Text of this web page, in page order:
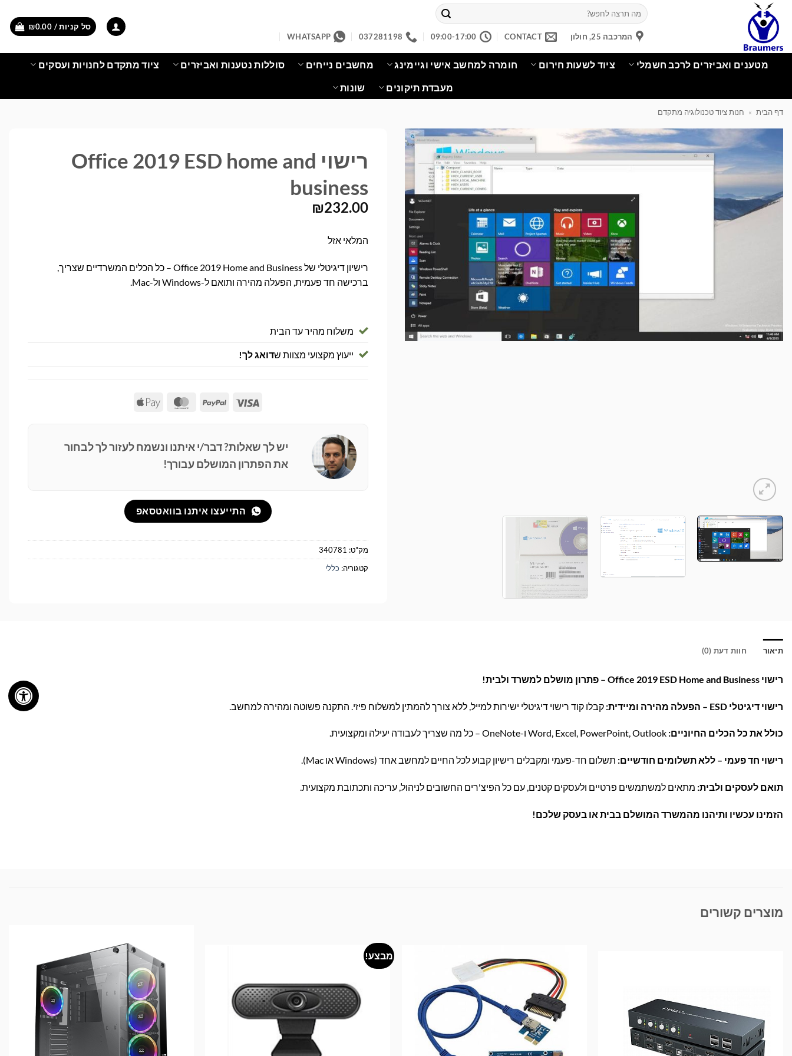
content
חיפוש
עבור:
המרכבה 25, חולון CONTACT
09:00-17:00
037281198
WHATSAPP
סל קניות / ₪0.00
מטענים ואביזרים לרכב חשמלי ציוד לשעות חירום חומרה למחשב אישי וגיימינג מחשבים נייחים סוללות נטענות ואביזרים ציוד מתקדם לחנויות ועסקים
מעבדת תיקונים שונות
דף הבית » חנות ציוד טכנולוגיה מתקדם
רישוי Office 2019 ESD home and
business
₪232.00
המלאי אזל
רישיון דיגיטלי של Office 2019 Home and Business – כל הכלים המשרדיים שצריך,
ברכישה חד פעמית, הפעלה מהירה ותואם ל-Windows ול-Mac.
משלוח מהיר עד הבית
ייעוץ מקצועי מצוות שדואג לך!
Visa
PayPal
MasterCard
Apple
יש לך שאלות? דבר/י איתנו ונשמח לעזור לך לבחור
את הפתרון המושלם עבורך!
התייעצו איתנו בוואטסאפ
מק"ט: 340781
קטגוריה: כללי
תיאור חוות דעת (0)
רישוי Office 2019 ESD Home and Business – פתרון מושלם למשרד ולבית!
רישוי דיגיטלי ESD – הפעלה מהירה ומיידית: קבלו קוד רישוי דיגיטלי ישירות למייל, ללא צורך להמתין למשלוח פיזי. התקנה פשוטה ומהירה למחשב.
כולל את כל הכלים החיוניים:
רישוי חד פעמי – ללא תשלומים חודשיים: תשלום חד-פעמי ומקבלים רישיון קבוע לכל החיים למחשב אחד (Windows או Mac).
תואם לעסקים ולבית: מתאים למשתמשים פרטיים ולעסקים קטנים, עם כל הפיצ'רים החשובים לניהול, עריכה ותכתובת מקצועית.
הזמינו עכשיו ותיהנו מהמשרד המושלם בבית או בעסק שלכם!
מוצרים קשורים
מבצע!